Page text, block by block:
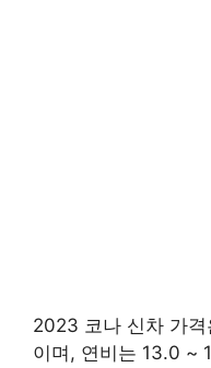
2023 코나 신차 가
이며, 연비는 13.0 ~